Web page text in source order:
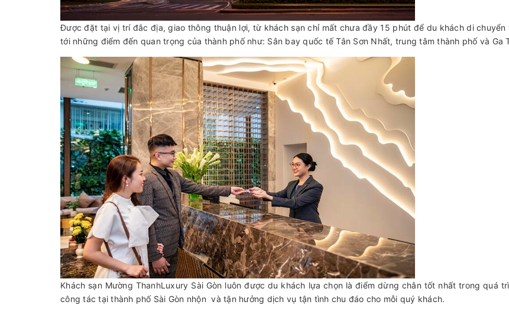
Được đặt tại vị trí đắc địa, giao thông thuận lợi, từ khách sạn chỉ mất chưa đầy 15 phút để du khách di chuyển
tới những điểm đến quan trọng của thành phố như: Sân bay quốc tế Tân Sơn Nhất, trung tâm thành phố và Ga
Khách sạn Mường ThanhLuxury Sài Gòn luôn được du khách lựa chọn là điểm dừng chân tốt nhất trong quá
công tác tại thành phố Sài Gòn nhộn và tận hưởng dịch vụ tận tình chu đáo cho mỗi quý khách.